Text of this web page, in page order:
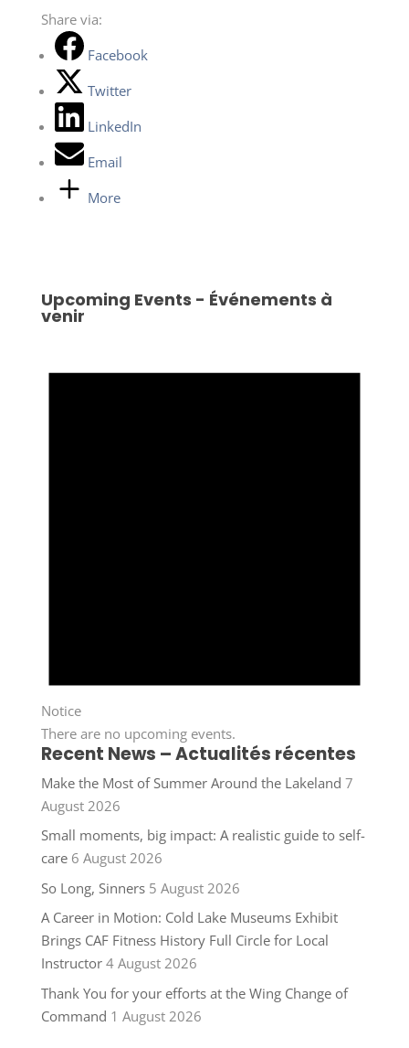
Share via:
Facebook
Twitter
LinkedIn
Email
More
Upcoming Events - Événements à
venir
Notice
There are no upcoming events.
Recent News – Actualités récentes
Make the Most of Summer Around the Lakeland 7
August 2026
Small moments, big impact: A realistic guide to self-
care 6 August 2026
So Long, Sinners 5 August 2026
A Career in Motion: Cold Lake Museums Exhibit
Brings CAF Fitness History Full Circle for Local
Instructor 4 August 2026
Thank You for your efforts at the Wing Change of
Command 1 August 2026